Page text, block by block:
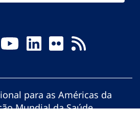
para as Américas da
Mundial da Saúde